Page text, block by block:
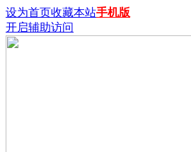
设为首页收藏本站手机版
开启辅助访问